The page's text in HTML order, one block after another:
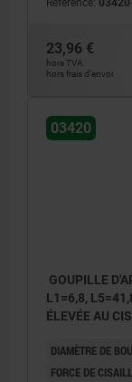
Référence:
23,96 €
hors TVA
hors frais d’envoi
03420
GOUPILLE
L1=6,8,
ÉLEVÉE AU
DIAMÈTRE DE
FORCE DE